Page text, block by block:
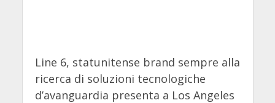
Line 6, statunitense brand sempre alla
ricerca di soluzioni tecnologiche
d’avanguardia presenta a Los Angeles